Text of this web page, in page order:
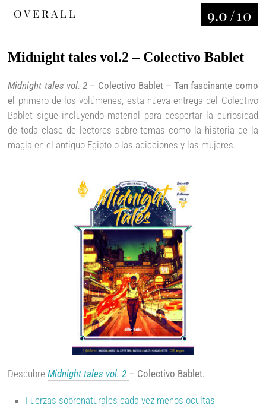
OVERALL
9.0/10
Midnight tales vol.2 – Colectivo Bablet
Midnight tales vol. 2– Colectivo Bablet – Tan fascinante como
el primero de los volúmenes, esta nueva entrega del Colectivo
Bablet sigue incluyendo material para despertar la curiosidad
de toda clase de lectores sobre temas como la historia de la
magia en el antiguo Egipto o las adicciones y las mujeres.
DescubreMidnight tales vol. 2 – Colectivo Bablet.
Fuerzas sobrenaturales cada vez menos ocultas